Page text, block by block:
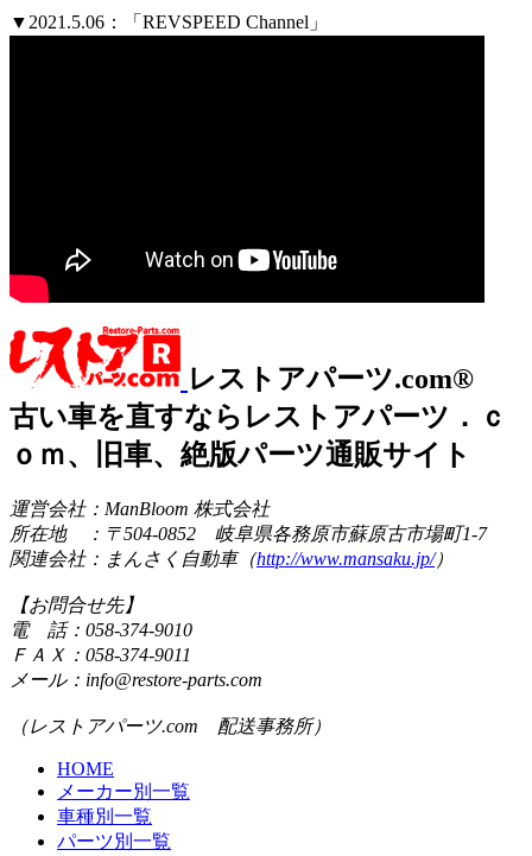
▼2021.5.06：「REVSPEED Channel」
レストアパーツ.com®
古い車を直すならレストアパーツ．ｃ
ｏｍ、旧車、絶版パーツ通販サイト
運営会社：ManBloom 株式会社
所在地 ：〒504-0852 岐阜県各務原市蘇原古市場町1-7
関連会社：まんさく自動車（http://www.mansaku.jp/）
【お問合せ先】
電 話：058-374-9010
ＦＡＸ：058-374-9011
メール：info@restore-parts.com
（レストアパーツ.com 配送事務所）
HOME
メーカー別一覧
車種別一覧
パーツ別一覧